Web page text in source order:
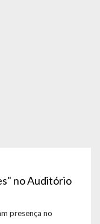
no Auditório
presença no